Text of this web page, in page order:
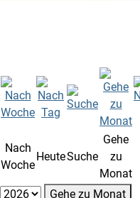
Nach
Woche
HeuteSuche
Gehe
zu
Monat
Gehe zu Monat